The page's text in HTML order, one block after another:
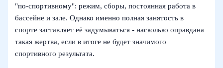
"по-спортивному": режим, сборы, постоянная работа в
бассейне и зале. Однако именно полная занятость в
спорте заставляет её задумываться - насколько оправдана
такая жертва, если в итоге не будет значимого
спортивного результата.